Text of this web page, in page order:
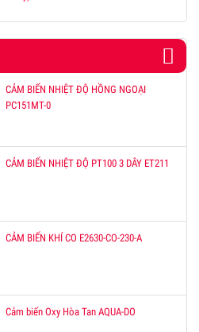
CẢM BIẾN NHIỆT ĐỘ HỒNG NGOẠI
PC151MT-0
CẢM BIẾN NHIỆT ĐỘ PT100 3 DÂY ET211
CẢM BIẾN KHÍ CO E2630-CO-230-A
Cảm biến Oxy Hòa Tan AQUA-DO